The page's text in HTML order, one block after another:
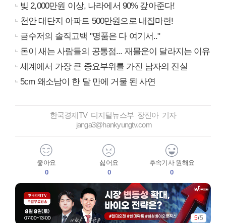
빚 2,000만원 이상, 나라에서 90% 갚아준다!
천안 대단지 아파트 500만원으로 내집마련!
금수저의 솔직고백 "명품은 다 여기서.."
돈이 새는 사람들의 공통점... 재물운이 달라지는 이유
세계에서 가장 큰 중요부위를 가진 남자의 진실
5cm 왜소남이 한 달 만에 거물 된 사연
한국경제TV 디지털뉴스부 장진아 기자
janga3@hankyungtv.com
좋아요
0
싫어요
0
후속기사 원해요
0
5/5